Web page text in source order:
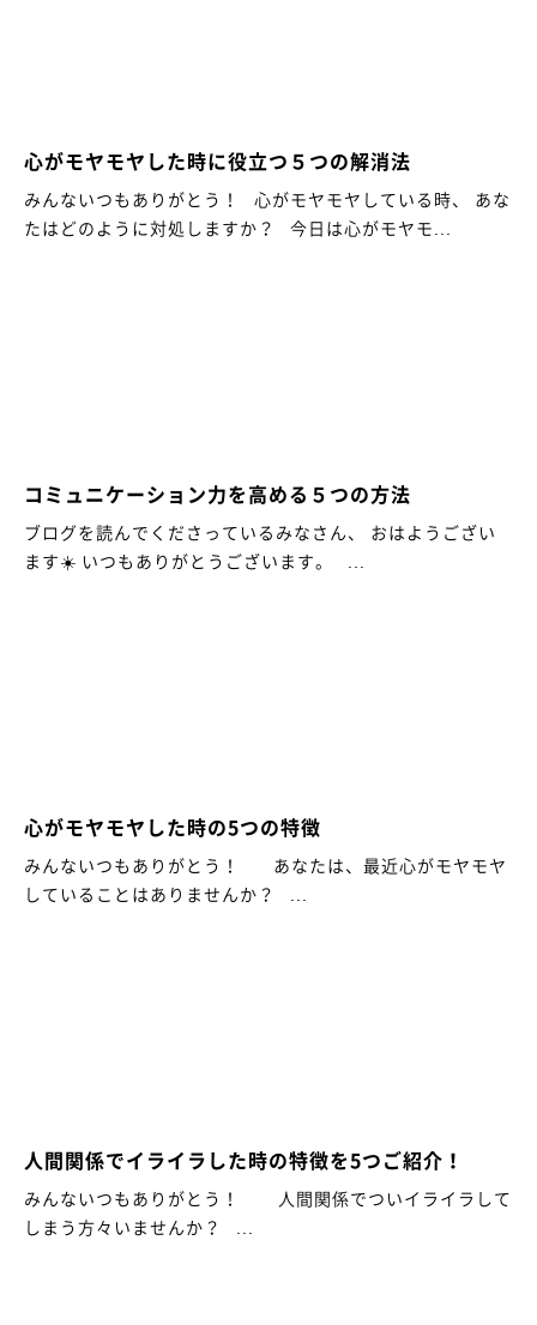
心がモヤモヤした時に役立つ５つの解消法
みんないつもありがとう！ 心がモヤモヤしている時、 あな
たはどのように対処しますか？ 今日は心がモヤモ...
コミュニケーション力を高める５つの方法
ブログを読んでくださっているみなさん、 おはようござい
ます☀️ いつもありがとうございます。 ...
心がモヤモヤした時の5つの特徴
みんないつもありがとう！ あなたは、最近心がモヤモヤ
していることはありませんか？ ...
人間関係でイライラした時の特徴を5つご紹介！
みんないつもありがとう！ 人間関係でついイライラして
しまう方々いませんか？ ...